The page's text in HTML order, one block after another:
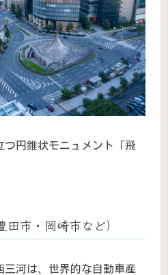
円錐状モニュメント「飛
市・岡崎市など）
三河は、世界的な自動車産